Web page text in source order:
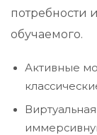
потребности
обучаемого.
Активные